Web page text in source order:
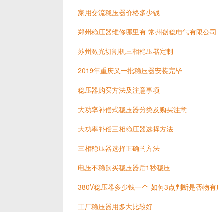
家用交流稳压器价格多少钱
郑州稳压器维修哪里有-常州创稳电气有限公司
苏州激光切割机三相稳压器定制
2019年重庆又一批稳压器安装完毕
稳压器购买方法及注意事项
大功率补偿式稳压器分类及购买注意
大功率补偿三相稳压器选择方法
三相稳压器选择正确的方法
电压不稳购买稳压器后1秒稳压
380V稳压器多少钱一个-如何3点判断是否物有
工厂稳压器用多大比较好